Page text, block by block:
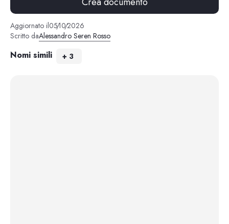
Aggiornato il05/10/2026
Scritto daAlessandro Seren Rosso
Nomi simili + 3